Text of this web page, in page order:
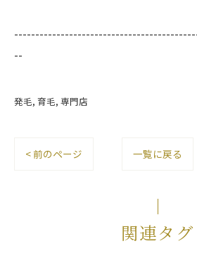
--
発毛 育毛 専門店
< 前のページ 一覧に戻る
関連タグ